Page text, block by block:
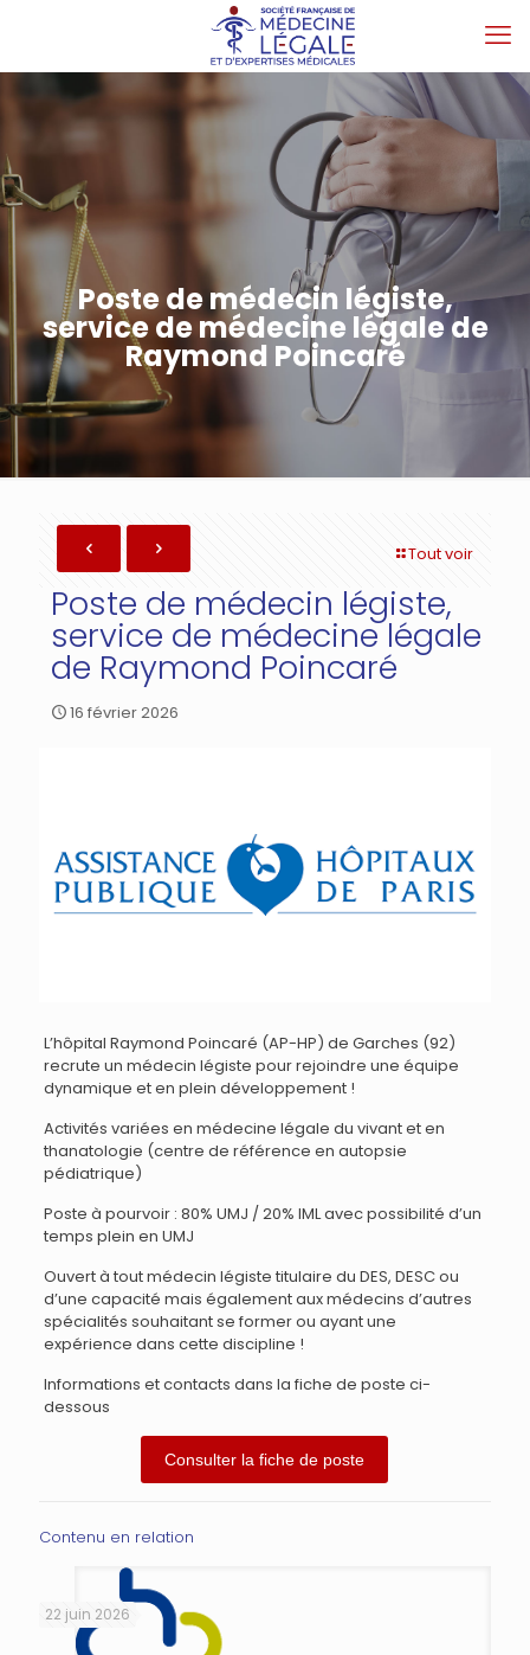
Poste de médecin légiste,
service de médecine légale de
Raymond Poincaré
Tout voir
Poste de médecin légiste,
service de médecine légale
de Raymond Poincaré
16 février 2026
L’hôpital Raymond Poincaré (AP-HP) de Garches (92)
recrute un médecin légiste pour rejoindre une équipe
dynamique et en plein développement !
Activités variées en médecine légale du vivant et en
thanatologie (centre de référence en autopsie
pédiatrique)
Poste à pourvoir : 80% UMJ / 20% IML avec possibilité d’un
temps plein en UMJ
Ouvert à tout médecin légiste titulaire du DES, DESC ou
d’une capacité mais également aux médecins d’autres
spécialités souhaitant se former ou ayant une
expérience dans cette discipline !
Informations et contacts dans la fiche de poste ci-
dessous
Consulter la fiche de poste
Contenu en relation
22 juin 2026